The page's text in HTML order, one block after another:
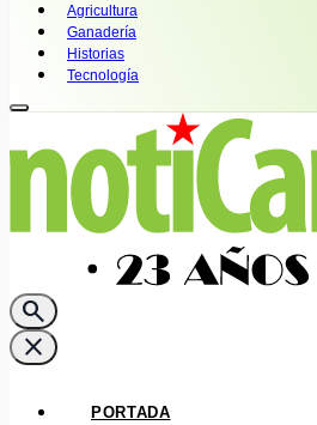
Agricultura
Ganadería
Historias
Tecnología
search
close
PORTADA